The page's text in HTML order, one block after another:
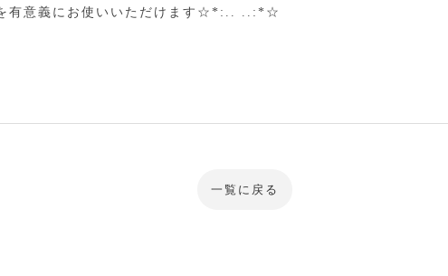
有意義にお使いいただけます☆*:.. ..:*☆
一覧に戻る